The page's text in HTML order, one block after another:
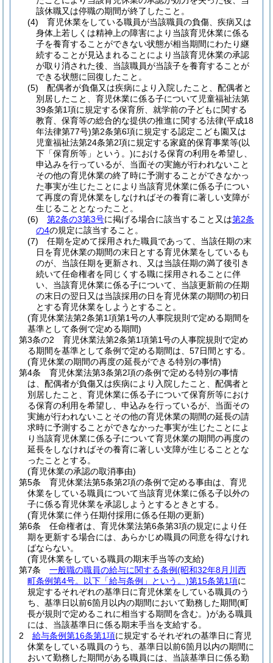
該休職又は停職の期間が終了したこと。
(4)
育児休業をしている職員が当該職員の負傷、疾病又は
身体上若しくは精神上の障害により当該育児休業に係る
子を養育することができない状態が相当期間にわたり継
続することが見込まれることにより当該育児休業の承認
が取り消された後、当該職員が当該子を養育することが
できる状態に回復したこと。
(5)
配偶者が負傷又は疾病により入院したこと、配偶者と
別居したこと、育児休業に係る子について児童福祉法第
39条第1項に規定する保育所、就学前の子どもに関する
教育、保育等の総合的な提供の推進に関する法律(平成18
年法律第77号)第2条第6項に規定する認定こども園又は
児童福祉法第24条第2項に規定する家庭的保育事業等(以
下「保育所等」という。)における保育の利用を希望し、
申込みを行っているが、当面その実施が行われないこと
その他の育児休業の終了時に予測することができなかっ
た事実が生じたことにより当該育児休業に係る子につい
て再度の育児休業をしなければその養育に著しい支障が
生じることとなったこと。
(6)
第2条の3第3号に掲げる場合に該当すること又は第2条
の4の規定に該当すること。
(7)
任期を定めて採用された職員であって、当該任期の末
日を育児休業の期間の末日とする育児休業をしているも
のが、当該任期を更新され、又は当該任期の満了後引き
続いて任命権者を同じくする職に採用されることに伴
い、当該育児休業に係る子について、当該更新前の任期
の末日の翌日又は当該採用の日を育児休業の期間の初日
とする育児休業をしようとすること。
(育児休業法第2条第1項第1号の人事院規則で定める期間を
基準として条例で定める期間)
第3条の2
育児休業法第2条第1項第1号の人事院規則で定め
る期間を基準として条例で定める期間は、57日間とする。
(育児休業の期間の再度の延長ができる特別の事情)
第4条
育児休業法第3条第2項の条例で定める特別の事情
は、配偶者が負傷又は疾病により入院したこと、配偶者と
別居したこと、育児休業に係る子について保育所等におけ
る保育の利用を希望し、申込みを行っているが、当面その
実施が行われないことその他の育児休業の期間の延長の請
求時に予測することができなかった事実が生じたことによ
り当該育児休業に係る子について育児休業の期間の再度の
延長をしなければその養育に著しい支障が生じることとな
ったこととする。
(育児休業の承認の取消事由)
第5条
育児休業法第5条第2項の条例で定める事由は、育児
休業をしている職員について当該育児休業に係る子以外の
子に係る育児休業を承認しようとするときとする。
(育児休業に伴う任期付採用に係る任期の更新)
第6条
任命権者は、育児休業法第6条第3項の規定により任
期を更新する場合には、あらかじめ職員の同意を得なけれ
ばならない。
(育児休業をしている職員の期末手当等の支給)
第7条
一般職の職員の給与に関する条例(昭和32年8月川西
町条例第4号。以下「給与条例」という。)第15条第1項に
規定するそれぞれの基準日に育児休業をしている職員のう
ち、基準日以前6箇月以内の期間において勤務した期間(町
長が規則で定めるこれに相当する期間を含む。)がある職員
には、当該基準日に係る期末手当を支給する。
2
給与条例第16条第1項に規定するそれぞれの基準日に育児
休業をしている職員のうち、基準日以前6箇月以内の期間に
おいて勤務した期間がある職員には、当該基準日に係る勤